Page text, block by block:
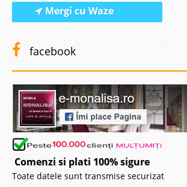
Mergi cu Waze
facebook
Comenzi si plati 100% sigure
Toate datele sunt transmise securizat